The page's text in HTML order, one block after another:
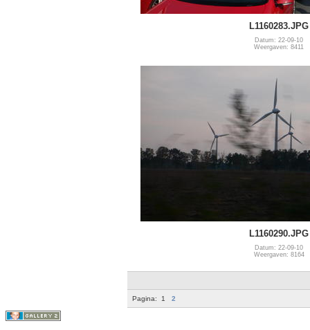
L1160283.JPG
Datum: 22-09-10
Weergaven: 8411
L1160290.JPG
Datum: 22-09-10
Weergaven: 8164
Pagina: 1 2